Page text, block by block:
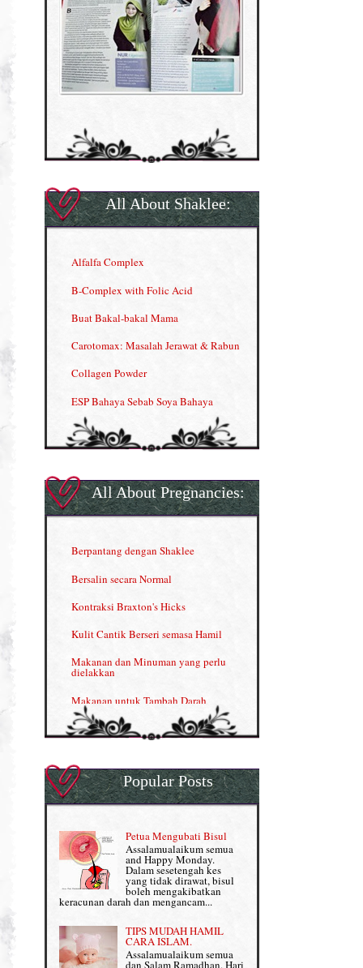
All About Shaklee:
Alfalfa Complex
B-Complex with Folic Acid
Buat Bakal-bakal Mama
Carotomax: Masalah Jerawat & Rabun
Collagen Powder
ESP Bahaya Sebab Soya Bahaya
ESP Produk Shaklee Paling HOT
Gla Complex (II)
Herbal Blend the Magic Cream
Nutrisi untuk Ikhtiar Hamil
OMEGA GUARD
Omega Guard: EPA & DHA for kids
OSTEMATRIX
Pantang Larang dalam Pengambilan
Vitamin
Penjagaan Rambut: Prosante Hair Care
Persediaan Haji & Umrah
Review Part 1: Shaklee bagus ke?
Review Part 2: Shaklee's Slimming Set
Review Part 3: Shaklee's Beauty Set
All About Pregnancies:
Berpantang dengan Shaklee
Bersalin secara Normal
Kontraksi Braxton's Hicks
Kulit Cantik Berseri semasa Hamil
Makanan dan Minuman yang perlu
dielakkan
Makanan untuk Tambah Darah
Masalah HB rendah?
Normal VS Czer
Pemakanan Semasa Hamil
Penyusuan Bayi
Perkembangan Minda Bayi
Supplement untuk Kehamilan
Popular Posts
Petua Mengubati Bisul
Assalamualaikum semua
and Happy Monday.
Dalam sesetengah kes
yang tidak dirawat, bisul
boleh mengakibatkan
keracunan darah dan mengancam...
TIPS MUDAH HAMIL
CARA ISLAM.
Assalamualaikum semua
dan Salam Ramadhan. Hari